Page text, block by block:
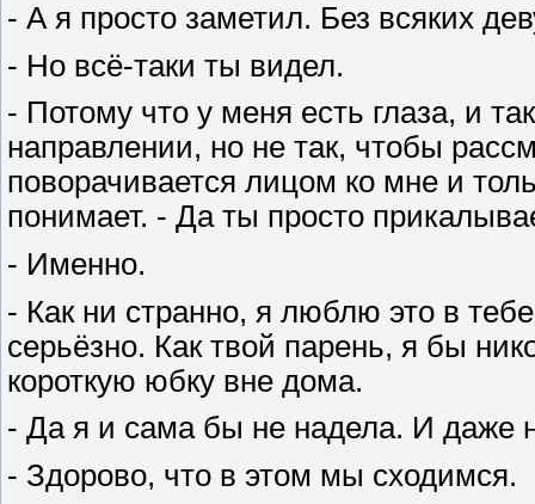
- А я просто заметил. Без всяких
- Но всё-таки ты видел.
- Потому что у меня есть глаза, и
направлении, но не так, чтобы
поворачивается лицом ко мне и
понимает. - Да ты просто
- Именно.
- Как ни странно, я люблю это в
серьёзно. Как твой парень, я бы
короткую юбку вне дома.
- Да я и сама бы не надела. И даже
- Здорово, что в этом мы сходимся.